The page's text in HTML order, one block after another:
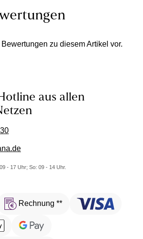
zu diesem Artikel vor.
aus allen
- 17 Uhr; So: 09 - 14 Uhr.
Rechnung **